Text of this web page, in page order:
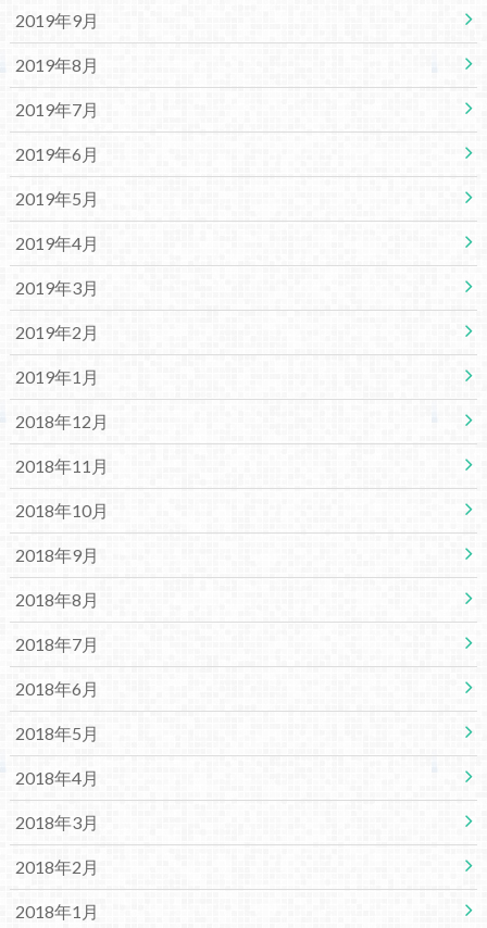
2019年9月
2019年8月
2019年7月
2019年6月
2019年5月
2019年4月
2019年3月
2019年2月
2019年1月
2018年12月
2018年11月
2018年10月
2018年9月
2018年8月
2018年7月
2018年6月
2018年5月
2018年4月
2018年3月
2018年2月
2018年1月